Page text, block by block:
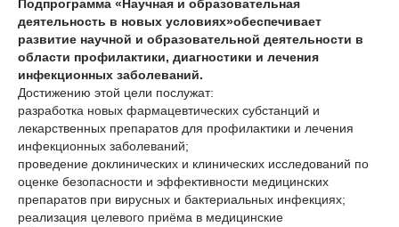
Подпрограмма «Научная и образовательная
деятельность в новых условиях»обеспечивает
развитие научной и образовательной деятельности в
области профилактики, диагностики и лечения
инфекционных заболеваний.
Достижению этой цели послужат:
разработка новых фармацевтических субстанций и
лекарственных препаратов для профилактики и лечения
инфекционных заболеваний;
проведение доклинических и клинических исследований по
оценке безопасности и эффективности медицинских
препаратов при вирусных и бактериальных инфекциях;
реализация целевого приёма в медицинские